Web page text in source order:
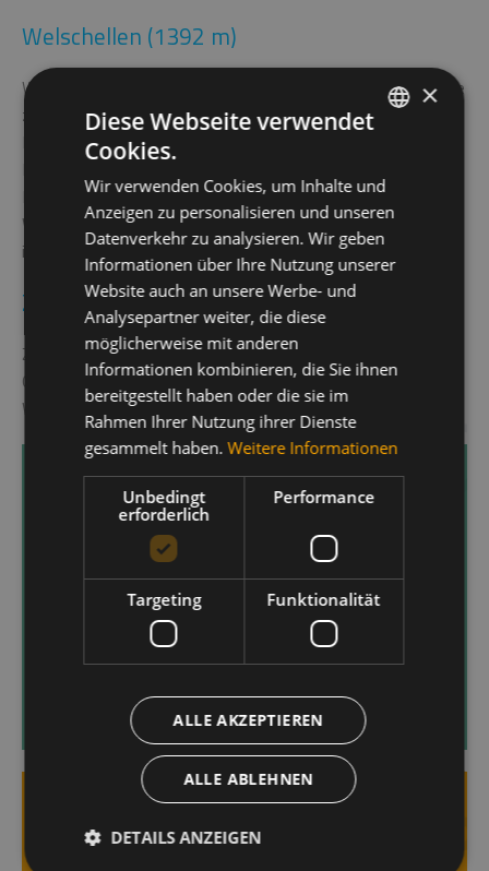
Welschellen (1392 m)
Welschellen, 3 km von Zwischenwasser entfernt, bietet eine
zauberhafte Landschaft und ist beliebt aufgrund seiner
Nähe zum Peitlerkofel und zum Würzjoch. Die 500
Landwirtschaft. Ausflugstipp: Besuchen Sie die
Welschellener Alm mit ihrer herrlichen Panoramalage
inmitten der Natur.
Zwischenwasser (1015 m)
Zwischenwasser ist das erste Dorf, durch das der Weg ins
Gadertal führt. Es liegt am Zusammenfluss zweier
Wasserläufe, also in der Tat "zwischen den Gewässern".
Wellness Hotel
Entscheiden Sie sich für ein Wellnesshotel in St.
Vigil in Enneberg, nutzen Sie den Spa-Bereich und
freuen Sie sich auf die Behandlungen, aus denen
Sie nicht nur körperlich, sondern auch mental
gestärkt hervorgehen werden.
MEHR DARÜBER
Last Minute
Sie haben die alltägliche Routine satt und möchten
GERMAN
×
Diese Webseite verwendet
Cookies.
Wir verwenden Cookies, um Inhalte und
Anzeigen zu personalisieren und unseren
Datenverkehr zu analysieren. Wir geben
Informationen über Ihre Nutzung unserer
Website auch an unsere Werbe- und
Analysepartner weiter, die diese
möglicherweise mit anderen
Informationen kombinieren, die Sie ihnen
bereitgestellt haben oder die sie im
Rahmen Ihrer Nutzung ihrer Dienste
gesammelt haben. Weitere Informationen
Unbedingt
erforderlich
Performance
Targeting Funktionalität
ALLE AKZEPTIEREN
ALLE ABLEHNEN
DETAILS ANZEIGEN